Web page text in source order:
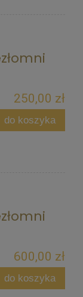
250,00 zł
do koszyka
600,00 zł
do koszyka